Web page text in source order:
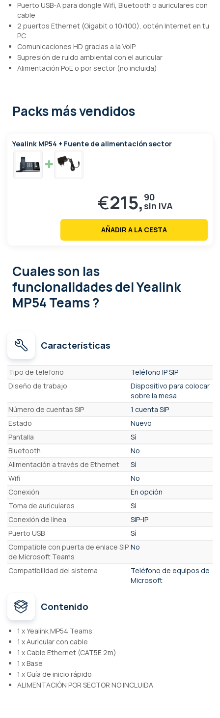
Puerto USB-A para dongle Wifi, Bluetooth o auriculares con
cable
2 puertos Ethernet (Gigabit o 10/100), obtén Internet en tu
PC
Comunicaciones HD gracias a la VoIP
Supresión de ruido ambiental con el auricular
Alimentación PoE o por sector (no incluida)
Packs más vendidos
Yealink MP54 + Fuente de alimentación sector
€215, 90
AÑADIR A LA CESTA
Cuales son las
funcionalidadesdel Yealink
MP54 Teams ?
Características
Características
Tipo de telefono
Teléfono IP SIP
Diseño de trabajo
Dispositivo para colocar
sobre la mesa
Número de cuentas SIP
1 cuenta SIP
Estado
Nuevo
Pantalla
Sí
Bluetooth
No
Alimentación a través de Ethernet
Sí
Wifi
No
Conexión
En opción
Toma de auriculares
Sí
Conexión de línea
SIP-IP
Puerto USB
Sí
Compatible con puerta de enlace SIP
de Microsoft Teams
No
Compatibilidad del sistema
Teléfono de equipos de
Microsoft
Contenido
1 x Yealink MP54 Teams
1 x Auricular con cable
1 x Cable Ethernet (CAT5E 2m)
1 x Base
1 x Guía de inicio rápido
ALIMENTACIÓN POR SECTOR NO INCLUIDA